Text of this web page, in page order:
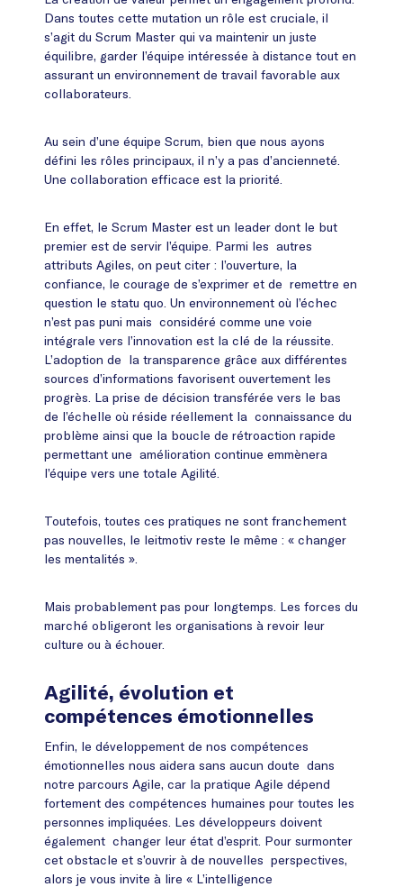
Dans toutes cette mutation un rôle est cruciale, il
s’agit du Scrum Master qui va maintenir un juste
équilibre, garder l’équipe intéressée à distance tout en
assurant un environnement de travail favorable aux
collaborateurs.
Au sein d’une équipe Scrum, bien que nous ayons
défini les rôles principaux, il n’y a pas d’ancienneté.
Une collaboration efficace est la priorité.
En effet, le Scrum Master est un leader dont le but
premier est de servir l’équipe. Parmi les autres
attributs Agiles, on peut citer : l’ouverture, la
confiance, le courage de s’exprimer et de remettre en
question le statu quo. Un environnement où l’échec
n’est pas puni mais considéré comme une voie
intégrale vers l’innovation est la clé de la réussite.
L’adoption de la transparence grâce aux différentes
sources d’informations favorisent ouvertement les
progrès. La prise de décision transférée vers le bas
de l’échelle où réside réellement la connaissance du
problème ainsi que la boucle de rétroaction rapide
permettant une amélioration continue emmènera
l’équipe vers une totale Agilité.
Toutefois, toutes ces pratiques ne sont franchement
pas nouvelles, le leitmotiv reste le même : « changer
les mentalités ».
Mais probablement pas pour longtemps. Les forces du
marché obligeront les organisations à revoir leur
culture ou à échouer.
Agilité, évolution et
compétences émotionnelles
Enfin, le développement de nos compétences
émotionnelles nous aidera sans aucun doute dans
notre parcours Agile, car la pratique Agile dépend
fortement des compétences humaines pour toutes les
personnes impliquées. Les développeurs doivent
également changer leur état d’esprit. Pour surmonter
cet obstacle et s’ouvrir à de nouvelles perspectives,
alors je vous invite à lire « L’intelligence